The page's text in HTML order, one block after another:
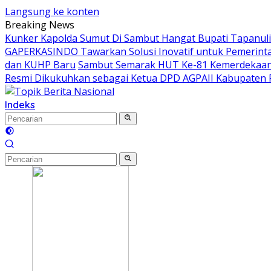
Langsung ke konten
Breaking News
Kunker Kapolda Sumut Di Sambut Hangat Bupati
GAPERKASINDO Tawarkan Solusi Inovatif untuk
dan KUHP Baru Sambut Semarak HUT Ke-81
Resmi Dikukuhkan sebagai Ketua DPD AGPAII Kabupaten
Indeks